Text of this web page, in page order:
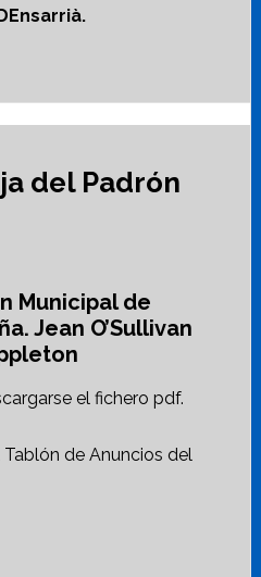
del Padrón
Municipal de
Jean O’Sullivan
el fichero pdf.
Tablón de Anuncios del